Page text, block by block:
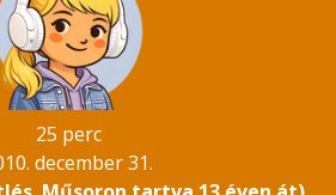
25 perc
december 31.